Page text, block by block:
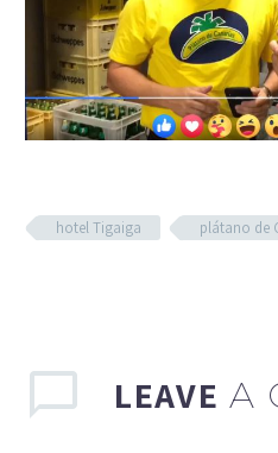
hotel Tigaiga plátano de
LEAVE A